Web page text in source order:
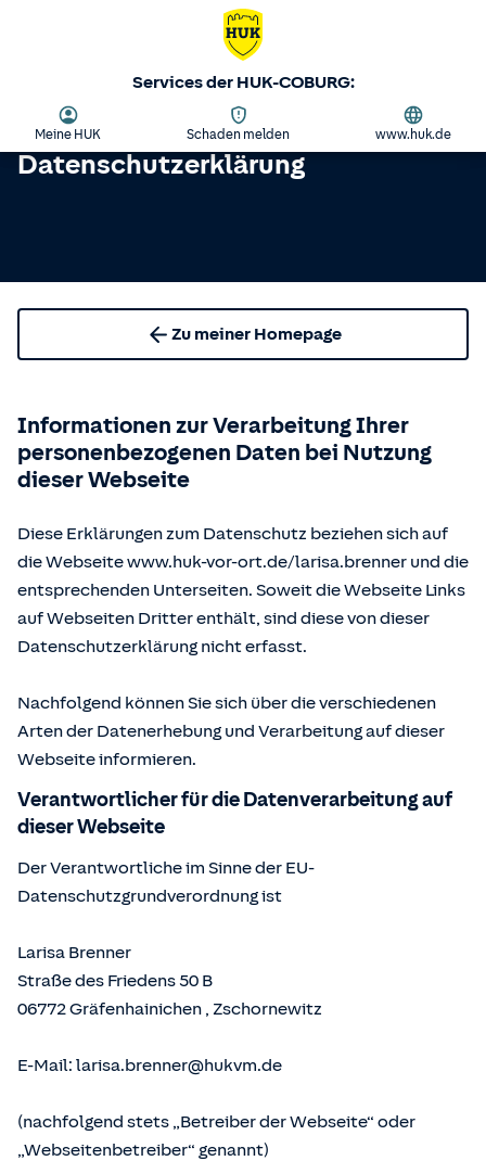
Services der HUK-COBURG:
Meine HUK Schaden melden www.huk.de
Datenschutzerklärung
Zu meiner Homepage
Informationen zur Verarbeitung Ihrer
personenbezogenen Daten bei Nutzung
dieser Webseite
Diese Erklärungen zum Datenschutz beziehen sich auf
die Webseite www.huk-vor-ort.de/larisa.brenner und die
entsprechenden Unterseiten. Soweit die Webseite Links
auf Webseiten Dritter enthält, sind diese von dieser
Datenschutzerklärung nicht erfasst.
Nachfolgend können Sie sich über die verschiedenen
Arten der Datenerhebung und Verarbeitung auf dieser
Webseite informieren.
Verantwortlicher für die Datenverarbeitung auf
dieser Webseite
Der Verantwortliche im Sinne der EU-
Datenschutzgrundverordnung ist
Larisa Brenner
Straße des Friedens 50 B
06772Gräfenhainichen , Zschornewitz
E-Mail: larisa.brenner@hukvm.de
(nachfolgend stets „Betreiber der Webseite“ oder
„Webseitenbetreiber“ genannt)